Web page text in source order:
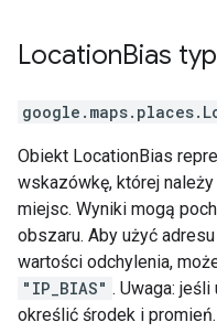
LocationBias
google.maps.places.
Obiekt LocationBias
wskazówkę, której
miejsc. Wyniki mogą
obszaru. Aby użyć
wartości odchylenia,
"IP_BIAS" . Uwaga:
określić środek i promień.